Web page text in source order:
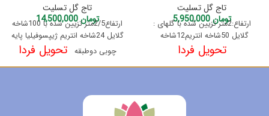
تاج گل تسلیت
تومان5,950,000
ارتفاع:2متر تزیین شده با گلهای :
گلایل 50شاخه انتریم12شاخه
تحویل فردا
تاج گل تسلیت
تومان14,500,000
ارتفاع2/5متر تزیین شده با 100شاخه
گلایل 24شاخه انتریم ژیپسوفیلیا پایه
چوبی دوطبقهتحویل فردا